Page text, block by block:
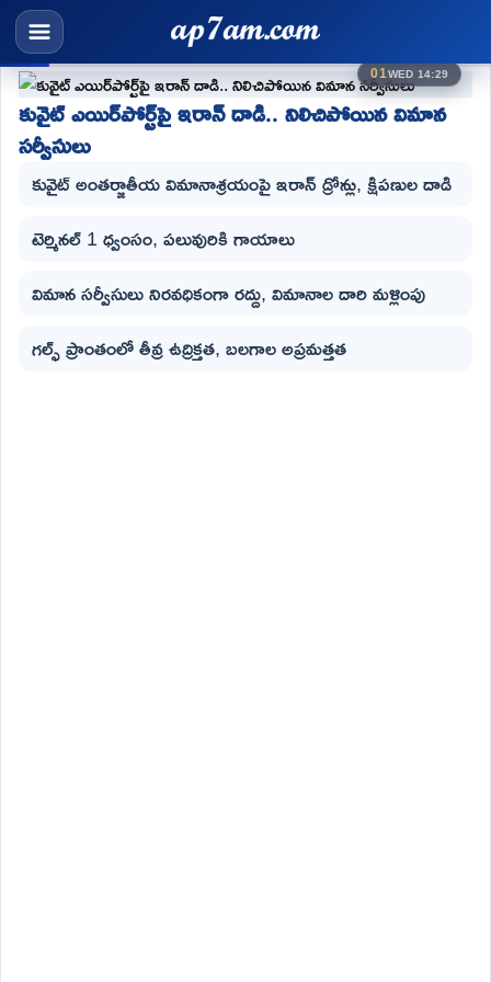
01WED 14:29
కువైట్ ఎయిర్‌పోర్ట్‌పై ఇరాన్ దాడి.. నిలిచిపోయిన విమాన
సర్వీసులు
కువైట్ అంతర్జాతీయ విమానాశ్రయంపై ఇరాన్ డ్రోన్లు, క్షిపణుల దాడి
టెర్మినల్ 1 ధ్వంసం, పలువురికి గాయాలు
విమాన సర్వీసులు నిరవధికంగా రద్దు, విమానాల దారి మళ్లింపు
గల్ఫ్ ప్రాంతంలో తీవ్ర ఉద్రిక్తత, బలగాల అప్రమత్తత